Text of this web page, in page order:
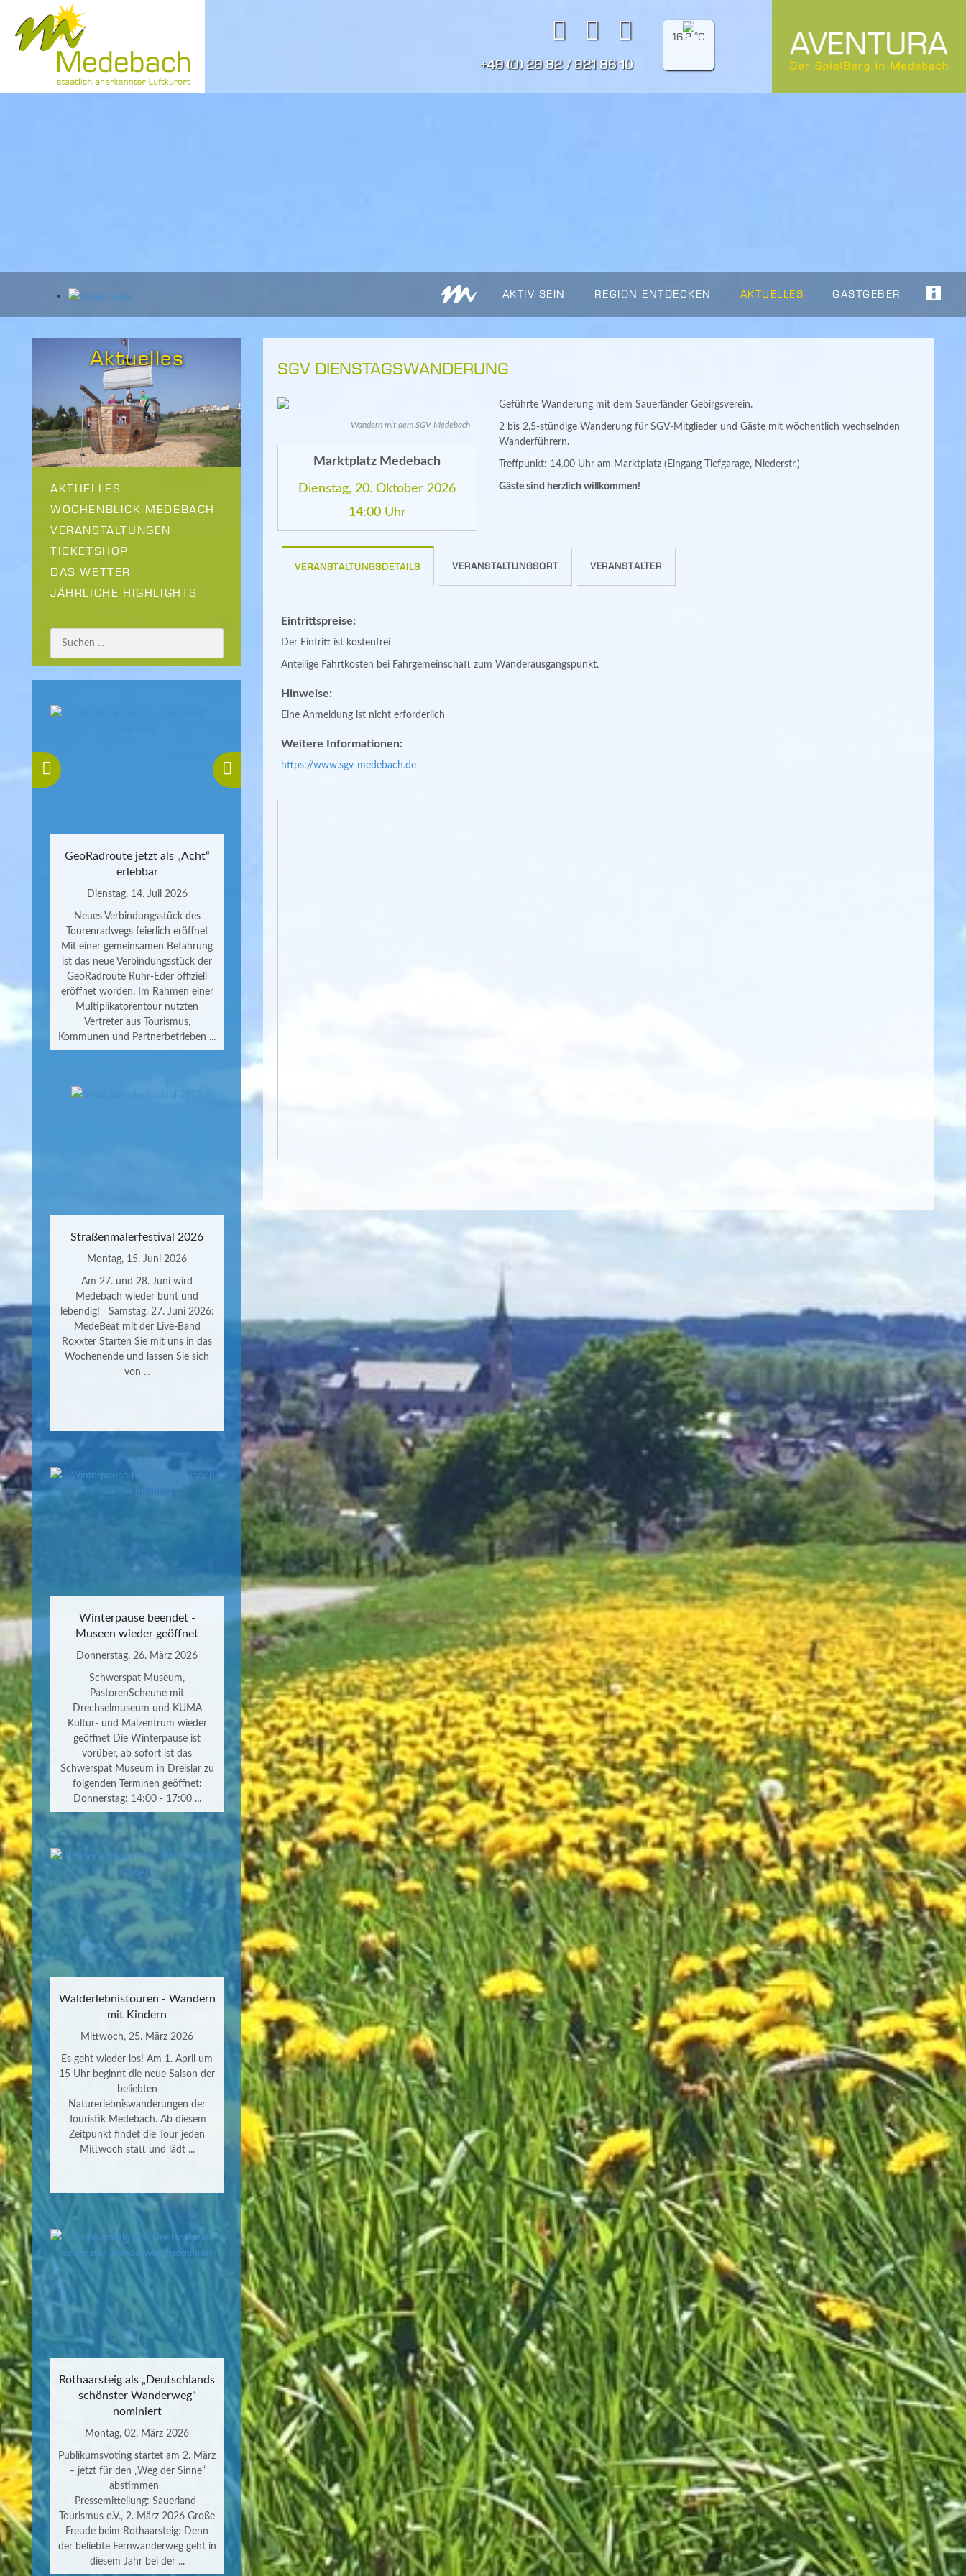
+49 (0) 29 82 / 921 86 10
16.2 °C
AKTIV SEIN REGION ENTDECKEN AKTUELLES GASTGEBER
Aktuelles
AKTUELLES
WOCHENBLICK MEDEBACH
VERANSTALTUNGEN
TICKETSHOP
DAS WETTER
JÄHRLICHE HIGHLIGHTS
GeoRadroute jetzt als „Acht“
erlebbar
Dienstag, 14. Juli 2026
Neues Verbindungsstück des
Tourenradwegs feierlich eröffnet
Mit einer gemeinsamen Befahrung
ist das neue Verbindungsstück der
GeoRadroute Ruhr-Eder offiziell
eröffnet worden. Im Rahmen einer
Multiplikatorentour nutzten
Vertreter aus Tourismus,
Kommunen und Partnerbetrieben ...
Straßenmalerfestival 2026
Montag, 15. Juni 2026
Am 27. und 28. Juni wird
Medebach wieder bunt und
lebendig! Samstag, 27. Juni 2026:
MedeBeat mit der Live-Band
Roxxter Starten Sie mit uns in das
Wochenende und lassen Sie sich
von ...
Winterpause beendet -
Museen wieder geöffnet
Donnerstag, 26. März 2026
Schwerspat Museum,
PastorenScheune mit
Drechselmuseum und KUMA
Kultur- und Malzentrum wieder
geöffnet Die Winterpause ist
vorüber, ab sofort ist das
Schwerspat Museum in Dreislar zu
folgenden Terminen geöffnet:
Donnerstag: 14:00 - 17:00 ...
Walderlebnistouren - Wandern
mit Kindern
Mittwoch, 25. März 2026
Es geht wieder los! Am 1. April um
15 Uhr beginnt die neue Saison der
beliebten
Naturerlebniswanderungen der
Touristik Medebach. Ab diesem
Zeitpunkt findet die Tour jeden
Mittwoch statt und lädt ...
Rothaarsteig als „Deutschlands
schönster Wanderweg“
nominiert
Montag, 02. März 2026
Publikumsvoting startet am 2. März
– jetzt für den „Weg der Sinne“
abstimmen
Pressemitteilung: Sauerland-
Tourismus e.V., 2. März 2026 Große
Freude beim Rothaarsteig: Denn
der beliebte Fernwanderweg geht in
diesem Jahr bei der ...
SGV DIENSTAGSWANDERUNG
Wandern mit dem SGV Medebach
Marktplatz Medebach
Dienstag, 20. Oktober 2026
14:00 Uhr
Geführte Wanderung mit dem Sauerländer Gebirgsverein.
2 bis 2,5-stündige Wanderung für SGV-Mitglieder und Gäste mit wöchentlich wechselnden
Wanderführern.
Treffpunkt: 14.00 Uhr am Marktplatz (Eingang Tiefgarage, Niederstr.)
Gäste sind herzlich willkommen!
VERANSTALTUNGSDETAILS VERANSTALTUNGSORT VERANSTALTER
Eintrittspreise:
Der Eintritt ist kostenfrei
Anteilige Fahrtkosten bei Fahrgemeinschaft zum Wanderausgangspunkt.
Hinweise:
Eine Anmeldung ist nicht erforderlich
Weitere Informationen:
https://www.sgv-medebach.de